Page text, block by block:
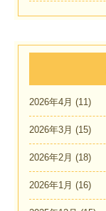
2026年4月 (11)
2026年3月 (15)
2026年2月 (18)
2026年1月 (16)